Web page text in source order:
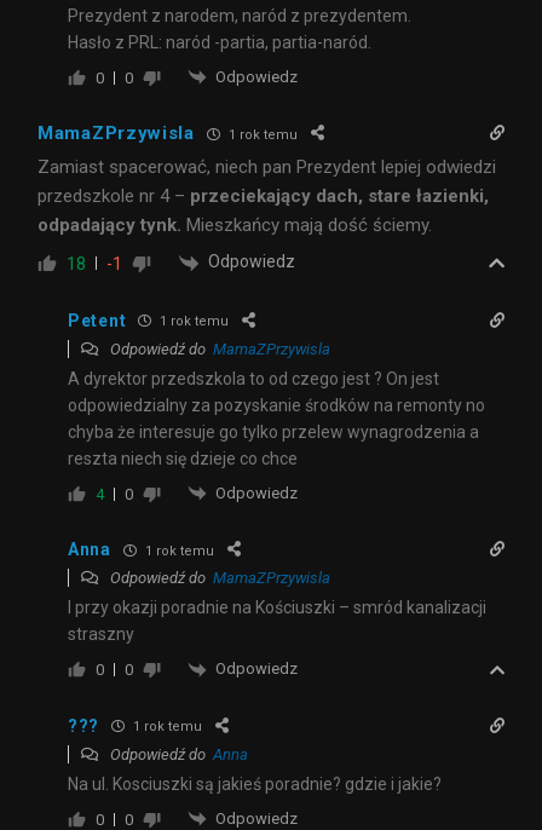
Prezydent z narodem, naród z prezydentem.
Hasło z PRL: naród -partia, partia-naród.
0 0 Odpowiedz
MamaZPrzywisla 1 rok temu
Zamiast spacerować, niech pan Prezydent lepiej odwiedzi
przedszkole nr 4 – przeciekający dach, stare łazienki,
odpadający tynk. Mieszkańcy mają dość ściemy.
18 -1 Odpowiedz
Petent 1 rok temu
Odpowiedź do MamaZPrzywisla
A dyrektor przedszkola to od czego jest ? On jest
odpowiedzialny za pozyskanie środków na remonty no
chyba że interesuje go tylko przelew wynagrodzenia a
reszta niech się dzieje co chce
4 0 Odpowiedz
Anna 1 rok temu
Odpowiedź do MamaZPrzywisla
I przy okazji poradnie na Kościuszki – smród kanalizacji
straszny
0 0 Odpowiedz
??? 1 rok temu
Odpowiedź do Anna
Na ul. Kosciuszki są jakieś poradnie? gdzie i jakie?
0 0 Odpowiedz